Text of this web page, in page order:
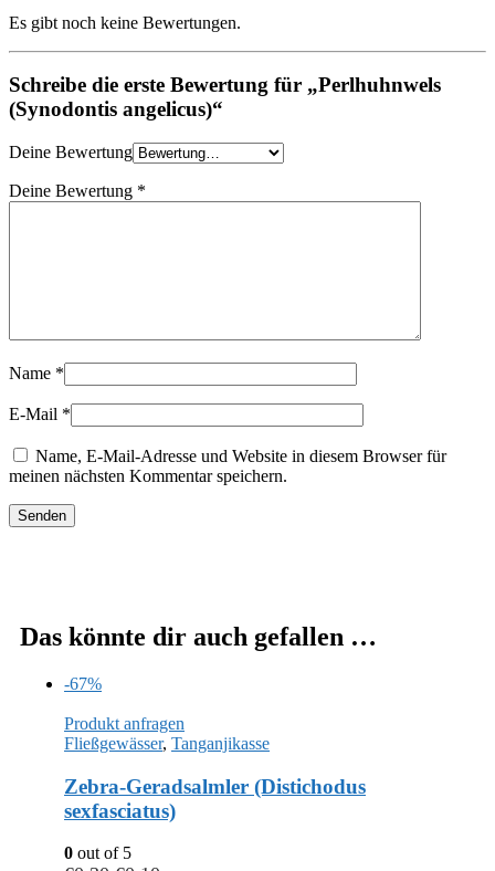
Es gibt noch keine Bewertungen.
Schreibe die erste Bewertung für „Perlhuhnwels
(Synodontis angelicus)“
Deine Bewertung
Deine Bewertung *
Name *
E-Mail *
Name, E-Mail-Adresse und Website in diesem Browser für
meinen nächsten Kommentar speichern.
Das könnte dir auch gefallen …
-67%
Produkt anfragen
Fließgewässer, Tanganjikasse
Zebra-Geradsalmler (Distichodus
sexfasciatus)
0 out of 5